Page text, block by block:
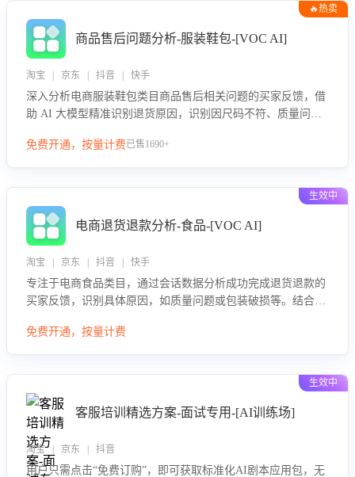
🔥热卖
商品售后问题分析-服装鞋包-[VOC AI]
淘宝 | 京东 | 抖音 | 快手
深入分析电商服装鞋包类目商品售后相关问题的买家反馈，借
助 AI 大模型精准识别退货原因，识别因尺码不符、质量问题
商家优化产品或服务，实现销售额的显著提升。
免费开通，按量计费已售1690+
生效中
电商退货退款分析-食品-[VOC AI]
淘宝 | 京东 | 抖音 | 快手
专注于电商食品类目，通过会话数据分析成功完成退货退款的
买家反馈，识别具体原因，如质量问题或包装破损等。结合AI
低退款率，提升售后效率。
免费开通，按量计费
生效中
客服培训精选方案-面试专用-[AI训练场]
淘宝 | 京东 | 抖音
用户只需点击“免费订购”，即可获取标准化AI剧本应用包，无